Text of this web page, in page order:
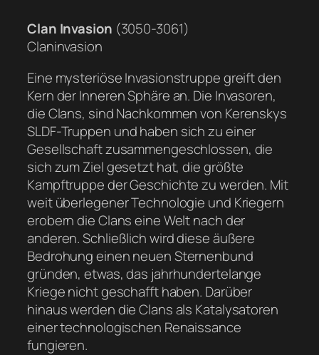
Clan Invasion (3050-3061)
Claninvasion
Eine mysteriöse Invasionstruppe greift den
Kern der Inneren Sphäre an. Die Invasoren,
die Clans, sind Nachkommen von Kerenskys
SLDF-Truppen und haben sich zu einer
Gesellschaft zusammengeschlossen, die
sich zum Ziel gesetzt hat, die größte
Kampftruppe der Geschichte zu werden. Mit
weit überlegener Technologie und Kriegern
erobern die Clans eine Welt nach der
anderen. Schließlich wird diese äußere
Bedrohung einen neuen Sternenbund
gründen, etwas, das jahrhundertelange
Kriege nicht geschafft haben. Darüber
hinaus werden die Clans als Katalysatoren
einer technologischen Renaissance
fungieren.